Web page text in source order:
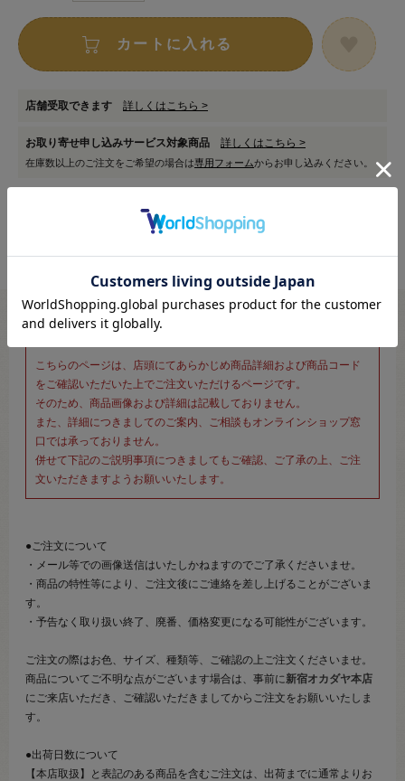
カートに入れる
店舗受取できます 詳しくはこちら >
お取り寄せ申し込みサービス対象商品 詳しくはこちら >
在庫数以上のご注文をご希望の場合は専用フォームからお申し込みください。
※新宿オカダヤ本店お取り扱い商品のご注文専用ページです※
こちらのページは、店頭にてあらかじめ商品詳細および商品コード
をご確認いただいた上でご注文いただけるページです。
そのため、商品画像および詳細は記載しておりません。
また、詳細につきましてのご案内、ご相談もオンラインショップ窓
口では承っておりません。
併せて下記のご説明事項につきましてもご確認、ご了承の上、ご注
文いただきますようお願いいたします。
●ご注文について
・メール等での画像送信はいたしかねますのでご了承くださいませ。
・商品の特性等により、ご注文後にご連絡を差し上げることがございま
す。
・予告なく取り扱い終了、廃番、価格変更になる可能性がございます。
ご注文の際はお色、サイズ、種類等、ご確認の上ご注文くださいませ。
商品についてご不明な点がございます場合は、事前に新宿オカダヤ本店
にご来店いただき、ご確認いただきましてからご注文をお願いいたしま
す。
●出荷日数について
【本店取扱】と表記のある商品を含むご注文は、出荷までに通常よりお